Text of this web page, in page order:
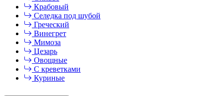
Крабовый
Селедка под шубой
Греческий
Винегрет
Мимоза
Цезарь
Овощные
С креветками
Куриные